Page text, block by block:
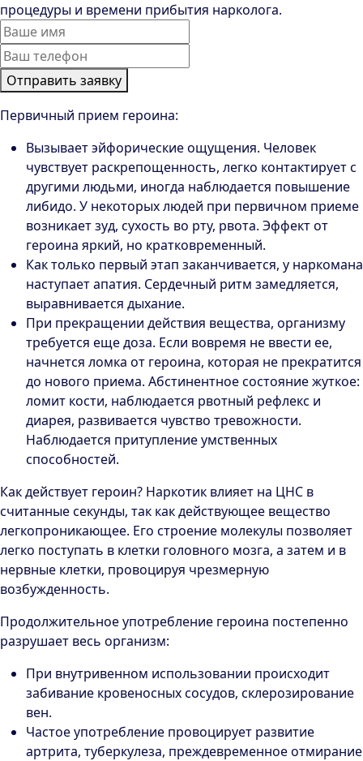
процедуры и времени прибытия нарколога.
Отправить заявку
Первичный прием героина:
Вызывает эйфорические ощущения. Человек
чувствует раскрепощенность, легко контактирует с
другими людьми, иногда наблюдается повышение
либидо. У некоторых людей при первичном приеме
возникает зуд, сухость во рту, рвота. Эффект от
героина яркий, но кратковременный.
Как только первый этап заканчивается, у наркомана
наступает апатия. Сердечный ритм замедляется,
выравнивается дыхание.
При прекращении действия вещества, организму
требуется еще доза. Если вовремя не ввести ее,
начнется ломка от героина, которая не прекратится
до нового приема. Абстинентное состояние жуткое:
ломит кости, наблюдается рвотный рефлекс и
диарея, развивается чувство тревожности.
Наблюдается притупление умственных
способностей.
Как действует героин? Наркотик влияет на ЦНС в
считанные секунды, так как действующее вещество
легкопроникающее. Его строение молекулы позволяет
легко поступать в клетки головного мозга, а затем и в
нервные клетки, провоцируя чрезмерную
возбужденность.
Продолжительное употребление героина постепенно
разрушает весь организм:
При внутривенном использовании происходит
забивание кровеносных сосудов, склерозирование
вен.
Частое употребление провоцирует развитие
артрита, туберкулеза, преждевременное отмирание